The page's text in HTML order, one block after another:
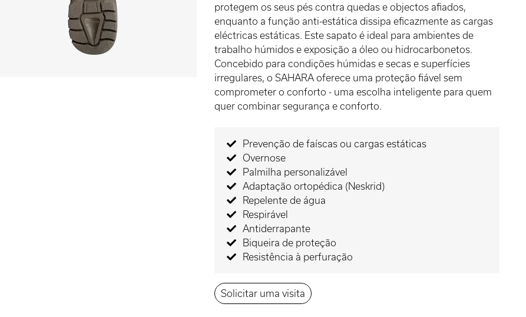
protegem os seus pés contra quedas e objectos afiados,
enquanto a função anti-estática dissipa eficazmente as cargas
eléctricas estáticas. Este sapato é ideal para ambientes de
trabalho húmidos e exposição a óleo ou hidrocarbonetos.
Concebido para condições húmidas e secas e superfícies
irregulares, o SAHARA oferece uma proteção fiável sem
comprometer o conforto - uma escolha inteligente para quem
quer combinar segurança e conforto.
Prevenção de faíscas ou cargas estáticas
Overnose
Palmilha personalizável
Adaptação ortopédica (Neskrid)
Repelente de água
Respirável
Antiderrapante
Biqueira de proteção
Resistência à perfuração
Solicitar uma visita